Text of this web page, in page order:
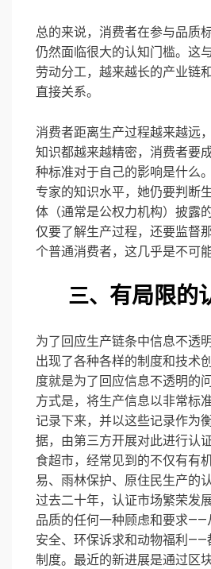
总的来说，消费者在参与品质
仍然面临很大的认知门槛。这
劳动分工，越来越长的产业链
直接关系。
消费者距离生产过程越来越远
知识都越来越精密，消费者要
种标准对于自己的影响是什么
专家的知识水平，她仍要判断
体（通常是公权力机构）披露
仅要了解生产过程，还要监督
个普通消费者，这几乎是不可
三、 有局限的
为了回应生产链条中信息不透
出现了各种各样的制度和技术
度就是为了回应信息不透明的
方式是，将生产信息以非常标
记录下来，并以这些记录作为
据，由第三方开展对此进行认
食超市，经常见到的不仅有有
易、雨林保护、原住民生产的认
过去二十年，认证市场繁荣发
品质的任何一种顾虑和要求——
安全、环保诉求和动物福利——
制度。最近的新进展是通过区